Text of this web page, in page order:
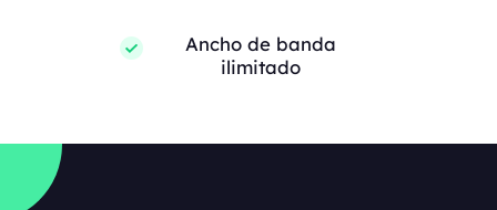
Ancho de banda
ilimitado